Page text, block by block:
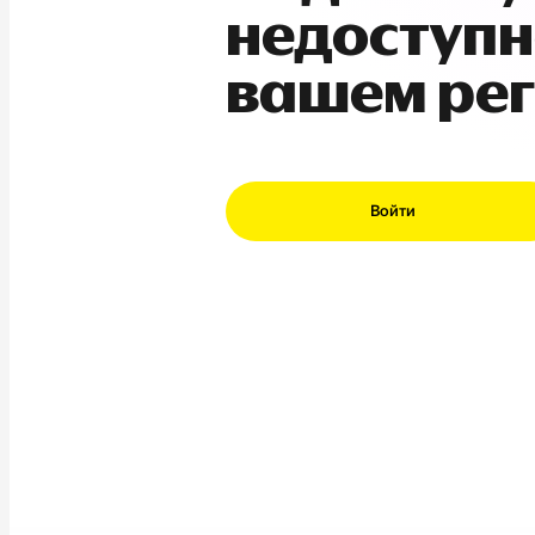
вашем
Войти